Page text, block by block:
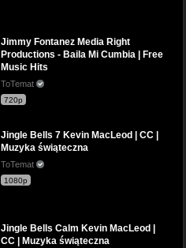
Jimmy Fontanez Media Right
Productions - Baila Mi Cumbia | Free
Music Hits
ToTemat
720p
Jingle Bells 7 Kevin MacLeod | CC |
Muzyka świąteczna
ToTemat
1080p
Jingle Bells Calm Kevin MacLeod |
CC | Muzyka świąteczna